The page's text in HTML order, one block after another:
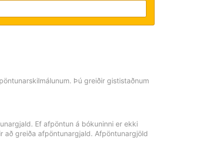
Þú greiðir gististaðnum
Ef afpöntun á bókuninni er ekki
greiða afpöntunargjald. Afpöntunargjöld